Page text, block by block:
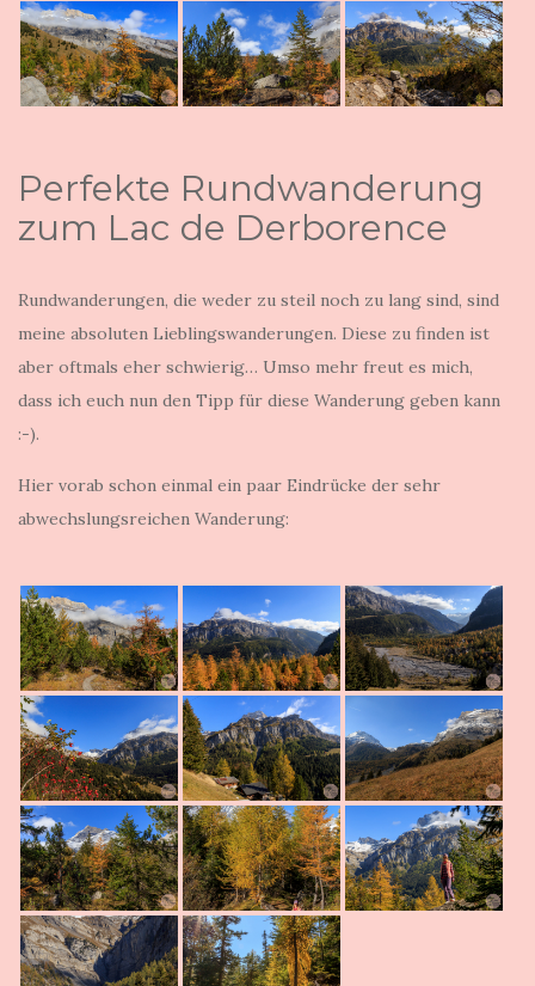
Perfekte Rundwanderung
zum Lac de Derborence
Rundwanderungen, die weder zu steil noch zu lang sind, sind
meine absoluten Lieblingswanderungen. Diese zu finden ist
aber oftmals eher schwierig… Umso mehr freut es mich,
dass ich euch nun den Tipp für diese Wanderung geben kann
:-).
Hier vorab schon einmal ein paar Eindrücke der sehr
abwechslungsreichen Wanderung: